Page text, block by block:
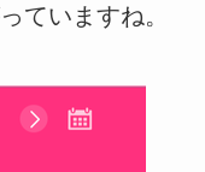
ていますね。